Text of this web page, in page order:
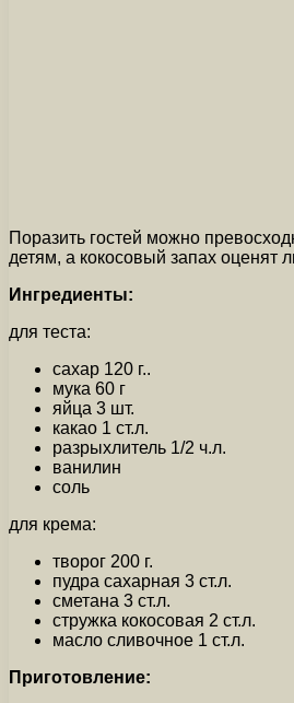
Поразить гостей можно
детям, а кокосовый запах оценят
Ингредиенты:
для теста:
сахар 120 г..
мука 60 г
яйца 3 шт.
какао 1 ст.л.
разрыхлитель 1/2 ч.л.
ванилин
соль
для крема:
творог 200 г.
пудра сахарная 3 ст.л.
сметана 3 ст.л.
стружка кокосовая 2 ст.л.
масло сливочное 1 ст.л.
Приготовление: